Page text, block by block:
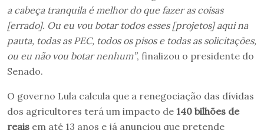
a cabeça tranquila é melhor do que fazer as coisas
[errado]. Ou eu vou botar todos esses [projetos] aqui na
pauta, todas as PEC, todos os pisos e todas as solicitações,
ou eu não vou botar nenhum”, finalizou o presidente do
Senado.
O governo Lula calcula que a renegociação das dívidas
dos agricultores terá um impacto de 140 bilhões de
reais em até 13 anos e já anunciou que pretende